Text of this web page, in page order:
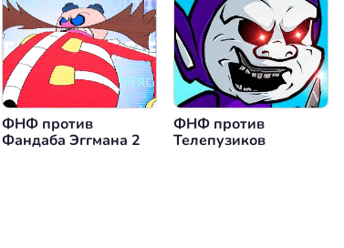
Остановить игру/ Выбор уровня
назад
ФНФ против
Фандаба Эггмана 2
ФНФ против
Телепузиков